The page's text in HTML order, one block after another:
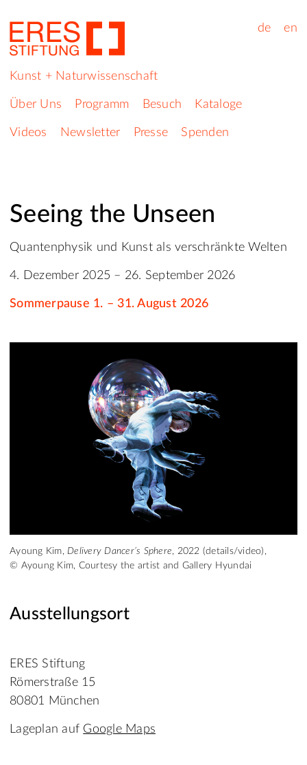
de en
Kunst + Naturwissenschaft
Über Uns Programm Besuch Kataloge
Videos Newsletter Presse Spenden
Seeing the Unseen
Quantenphysik und Kunst als verschränkte Welten
4. Dezember 2025 – 26. September 2026
Sommerpause 1. – 31. August 2026
Ayoung Kim, Delivery Dancer’s Sphere, 2022 (details/video),
© Ayoung Kim, Courtesy the artist and Gallery Hyundai
Ausstellungsort
ERES Stiftung
Römerstraße 15
80801 München
Lageplan auf Google Maps